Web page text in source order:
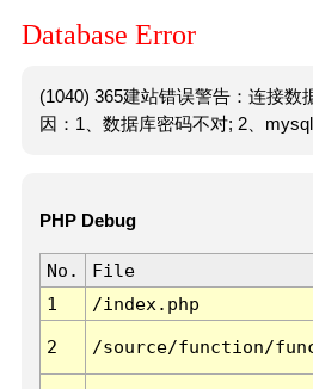
Database Error
(1040) 365建站错误警告：连接数
因：1、数据库密码不对; 2、mysql
PHP Debug
No. File
1
/index.php
2 /source/function/